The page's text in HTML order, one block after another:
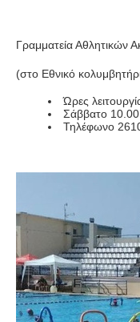
Γραμματεία Αθλητικών
(στο Εθνικό
Ώρες
Σάββατο
Τηλέφωνο